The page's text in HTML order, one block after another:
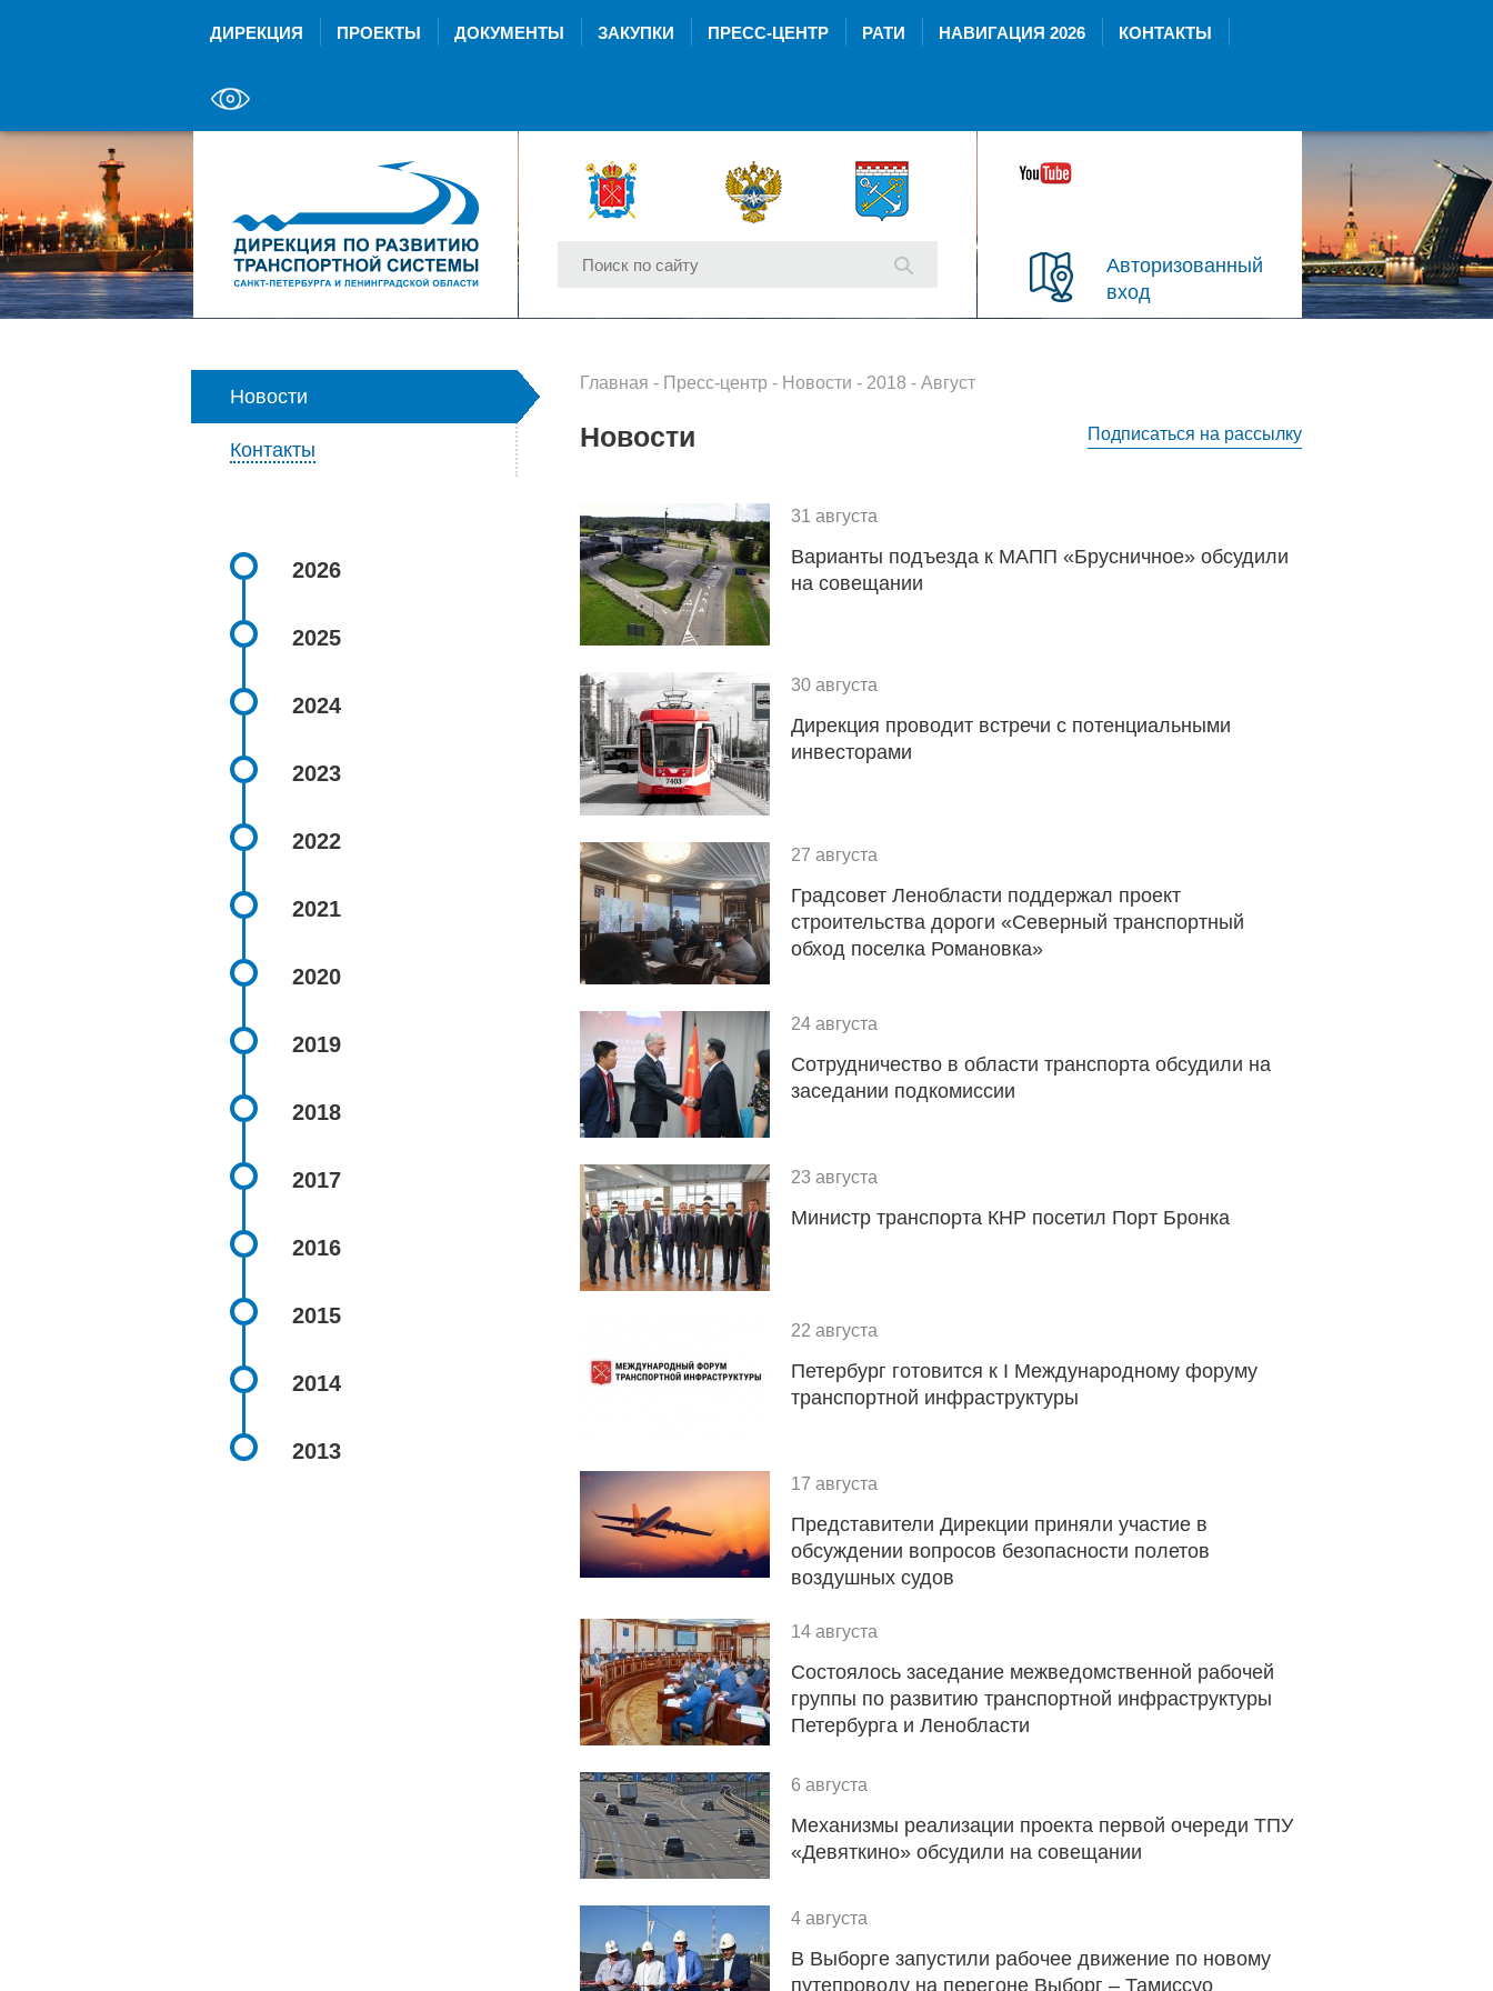
ДИРЕКЦИЯ ПРОЕКТЫ ДОКУМЕНТЫ ЗАКУПКИ ПРЕСС-ЦЕНТР РАТИ НАВИГАЦИЯ 2026 КОНТАКТЫ
Авторизованный
вход
Новости
Контакты
2026
2025
2024
2023
2022
2021
2020
2019
2018
2017
2016
2015
2014
2013
Главная - Пресс-центр - Новости - 2018 - Август
Новости Подписаться на рассылку
31 августа
Варианты подъезда к МАПП «Брусничное» обсудили
на совещании
30 августа
Дирекция проводит встречи с потенциальными
инвесторами
27 августа
Градсовет Ленобласти поддержал проект
строительства дороги «Северный транспортный
обход поселка Романовка»
24 августа
Сотрудничество в области транспорта обсудили на
заседании подкомиссии
23 августа
Министр транспорта КНР посетил Порт Бронка
22 августа
Петербург готовится к I Международному форуму
транспортной инфраструктуры
17 августа
Представители Дирекции приняли участие в
обсуждении вопросов безопасности полетов
воздушных судов
14 августа
Состоялось заседание межведомственной рабочей
группы по развитию транспортной инфраструктуры
Петербурга и Ленобласти
6 августа
Механизмы реализации проекта первой очереди ТПУ
«Девяткино» обсудили на совещании
4 августа
В Выборге запустили рабочее движение по новому
путепроводу на перегоне Выборг – Тамиссуо